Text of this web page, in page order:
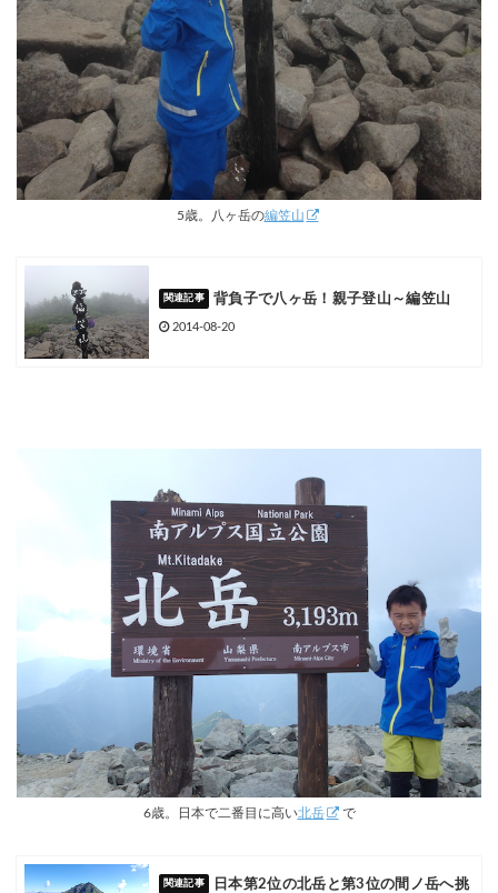
5歳。八ヶ岳の編笠山
背負子で八ヶ岳！親子登山～編笠山
2014-08-20
6歳。日本で二番目に高い北岳 で
日本第2位の北岳と第3位の間ノ岳へ挑